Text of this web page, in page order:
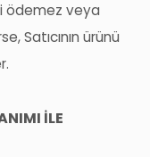
ödemez veya
Satıcının ürünü
İLE